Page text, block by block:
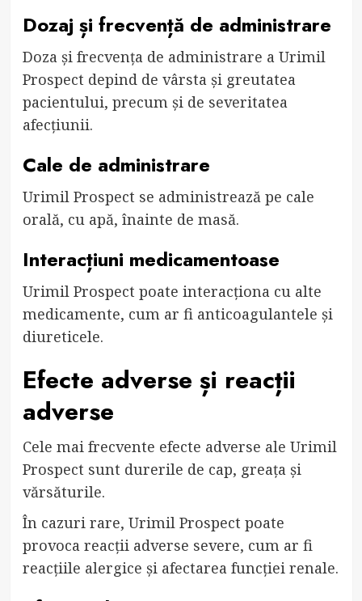
Dozaj și frecvență de administrare
Doza și frecvența de administrare a Urimil
Prospect depind de vârsta și greutatea
pacientului, precum și de severitatea
afecțiunii.
Cale de administrare
Urimil Prospect se administrează pe cale
orală, cu apă, înainte de masă.
Interacțiuni medicamentoase
Urimil Prospect poate interacționa cu alte
medicamente, cum ar fi anticoagulantele și
diureticele.
Efecte adverse și reacții
adverse
Cele mai frecvente efecte adverse ale Urimil
Prospect sunt durerile de cap, greața și
vărsăturile.
În cazuri rare, Urimil Prospect poate
provoca reacții adverse severe, cum ar fi
reacțiile alergice și afectarea funcției renale.